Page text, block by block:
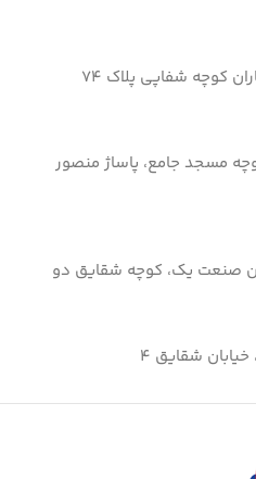
کوچه شفاپی پلاک ۷۴
کوچه مسجد جامع، پاساژ منصور
صنعت یک، کوچه شقایق دو
شقایق ۴